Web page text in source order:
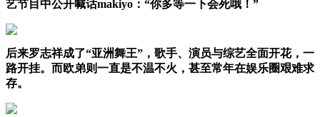
艺节目中公开喊话makiyo：“你多等一下会死哦！”
后来罗志祥成了“亚洲舞王”，歌手、演员与综艺全面开花，一
路开挂。而欧弟则一直是不温不火，甚至常年在娱乐圈艰难求
存。